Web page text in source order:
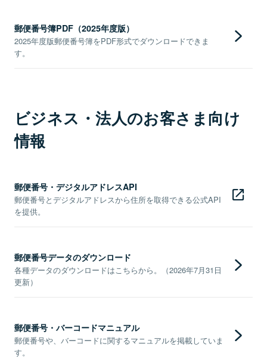
郵便番号簿PDF（2025年度版）
2025年度版郵便番号簿をPDF形式でダウンロードできま
す。
ビジネス・法人のお客さま向け
情報
郵便番号・デジタルアドレスAPI
郵便番号とデジタルアドレスから住所を取得できる公式API
を提供。
郵便番号データのダウンロード
各種データのダウンロードはこちらから。（2026年7月31日
更新）
郵便番号・バーコードマニュアル
郵便番号や、バーコードに関するマニュアルを掲載していま
す。